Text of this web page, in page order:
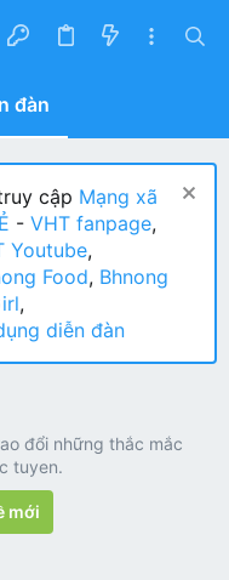
đàn
cập Mạng xã
- VHT fanpage,
Youtube,
Food, Bhnong
,
diễn đàn
đổi những thắc mắc
tuyen.
mới